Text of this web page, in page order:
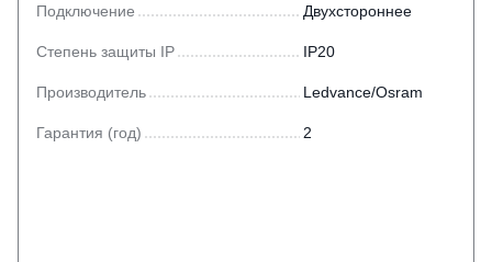
Подключение Двухстороннее
Степень защиты IP IP20
Производитель Ledvance/Osram
Гарантия (год) 2